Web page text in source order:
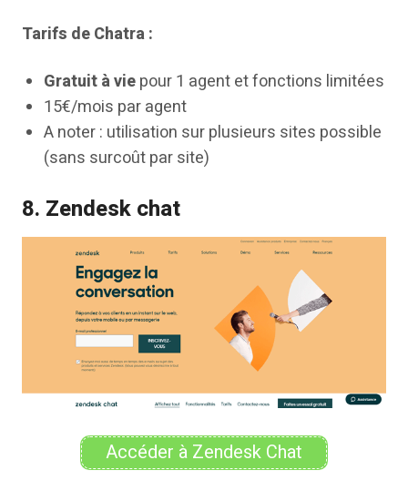
Tarifs de Chatra :
Gratuit à viepour 1 agent et fonctions limitées
15€/mois par agent
A noter : utilisation sur plusieurs sites possible
(sans surcoût par site)
8. Zendesk chat
Accéder à Zendesk Chat